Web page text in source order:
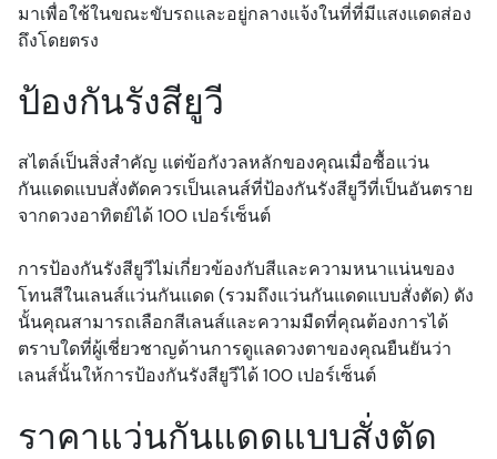
มาเพื่อใช้ในขณะขับรถและอยู่กลางแจ้งในที่ที่มีแสงแดดส่อง
ถึงโดยตรง
ป้องกันรังสียูวี
สไตล์เป็นสิ่งสำคัญ แต่ข้อกังวลหลักของคุณเมื่อซื้อแว่น
กันแดดแบบสั่งตัดควรเป็นเลนส์ที่ป้องกันรังสียูวีที่เป็นอันตราย
จากดวงอาทิตย์ได้ 100 เปอร์เซ็นต์
การป้องกันรังสียูวีไม่เกี่ยวข้องกับสีและความหนาแน่นของ
โทนสีในเลนส์แว่นกันแดด (รวมถึงแว่นกันแดดแบบสั่งตัด) ดัง
นั้นคุณสามารถเลือกสีเลนส์และความมืดที่คุณต้องการได้
ตราบใดที่ผู้เชี่ยวชาญด้านการดูแลดวงตาของคุณยืนยันว่า
เลนส์นั้นให้การป้องกันรังสียูวีได้ 100 เปอร์เซ็นต์
ราคาแว่นกันแดดแบบสั่งตัด